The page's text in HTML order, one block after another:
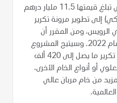
وتهدف الاتفاقية الأولى التي تبلغ قيمتها 11.5 مليار درهم
أمريكي) إلى تطوير مرونة تكرير
الرويس، ومن المقرر أن
يكتمل هذا المشروع نهاية عام 2022. وسيتيح المشروع
لمجمع مصفاة الرويس غرب تكرير ما يصل إلى 420 ألف
أو أنواع الخام الأخرى،
من خام مربان عالي